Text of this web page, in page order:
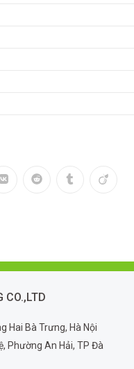
CO.,LTD
Hai Bà Trưng, Hà Nội
Phường An Hải, TP Đà